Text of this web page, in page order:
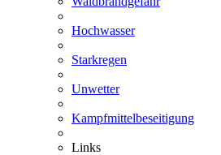
Hochwasser
Starkregen
Unwetter
Kampfmittelbeseitigung
Links